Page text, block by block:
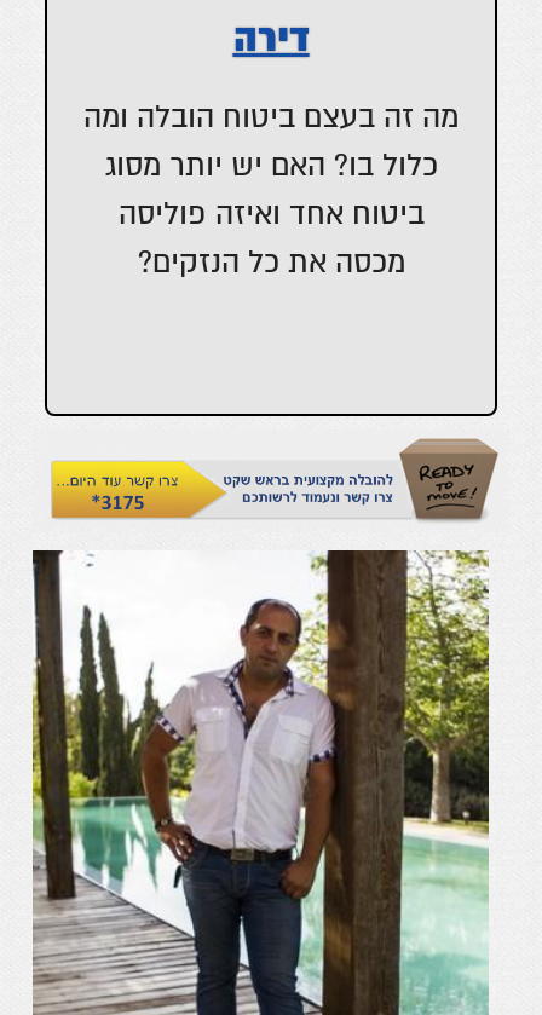
דירה
מה זה בעצם ביטוח הובלה ומה
כלול בו? האם יש יותר מסוג
ביטוח אחד ואיזה פוליסה
מכסה את כל הנזקים?